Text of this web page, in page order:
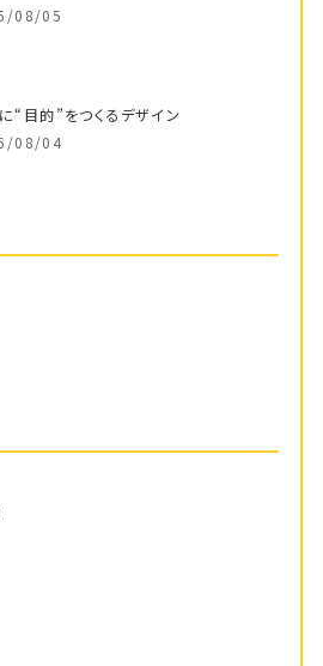
08/05
“目的”をつくるデザイン
08/04